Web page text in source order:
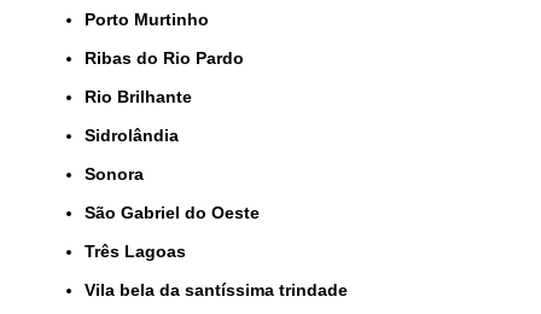
Porto Murtinho
Ribas do Rio Pardo
Rio Brilhante
Sidrolândia
Sonora
São Gabriel do Oeste
Três Lagoas
Vila bela da santíssima trindade